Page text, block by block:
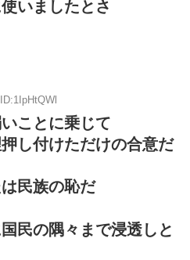
いましたとさ
ことに乗じて
し付けただけの合意だ
民族の恥だ
民の隅々まで浸透しと